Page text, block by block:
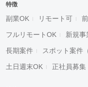
特徴
副業OK リモート可
フルリモートOK 新規事
長期案件 スポット案件
土日週末OK 正社員募集